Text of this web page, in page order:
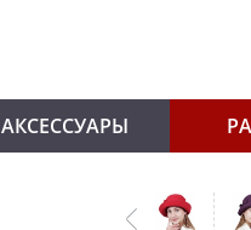
АКСЕССУАРЫ